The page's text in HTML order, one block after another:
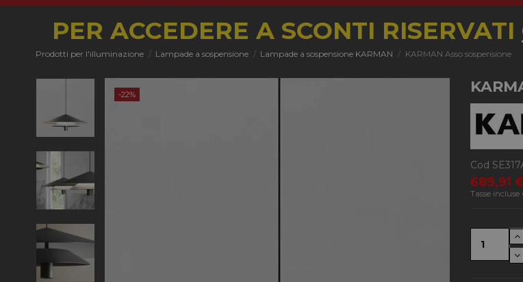
PER ACCEDERE A SCONTI RISERVATI
Prodotti per l'illuminazione Lampade a sospensione Lampade a sospensione KARMAN KARMAN Asso sospensione
-22%
Cod
689,91
Tasse incluse